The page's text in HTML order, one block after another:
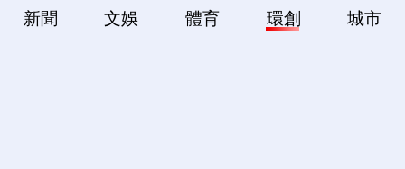
新聞 文娛 體育 環創 城市